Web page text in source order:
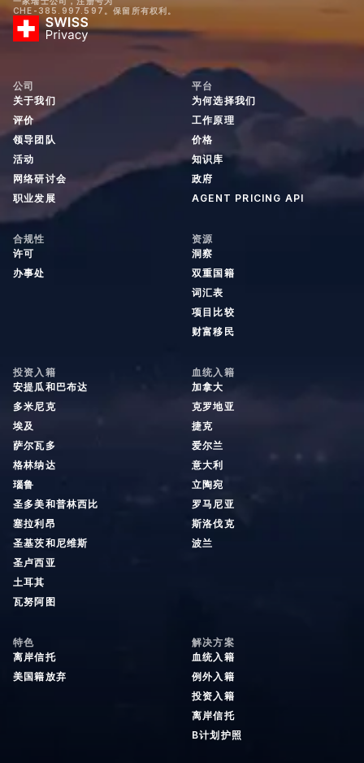
CHE-385.997.597。保留所有权利。
公司
关于我们
评价
领导团队
活动
网络研讨会
职业发展
平台
为何选择我们
工作原理
价格
知识库
政府
AGENT PRICING API
合规性
许可
办事处
资源
洞察
双重国籍
词汇表
项目比较
财富移民
投资入籍
安提瓜和巴布达
多米尼克
埃及
萨尔瓦多
格林纳达
瑙鲁
圣多美和普林西比
塞拉利昂
圣基茨和尼维斯
圣卢西亚
土耳其
瓦努阿图
血统入籍
加拿大
克罗地亚
捷克
爱尔兰
意大利
立陶宛
罗马尼亚
斯洛伐克
波兰
特色
离岸信托
美国籍放弃
解决方案
血统入籍
例外入籍
投资入籍
离岸信托
B计划护照